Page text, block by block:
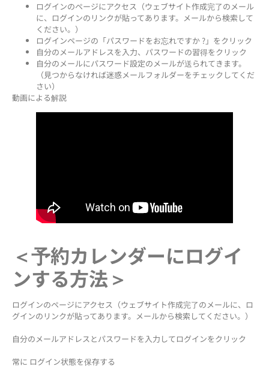
ログインのページにアクセス（ウェブサイト作成完了のメール
に、ログインのリンクが貼ってあります。メールから検索して
ください。）
ログインページの「パスワードをお忘れですか ?」をクリック
自分のメールアドレスを入力、パスワードの習得をクリック
自分のメールにパスワード設定のメールが送られてきます。
（見つからなければ迷惑メールフォルダーをチェックしてくだ
さい）
動画による解説
＜予約カレンダーにログイ
ンする方法＞
ログインのページにアクセス（ウェブサイト作成完了のメールに、ロ
グインのリンクが貼ってあります。メールから検索してください。）
自分のメールアドレスとパスワードを入力してログインをクリック
常に ログイン状態を保存する